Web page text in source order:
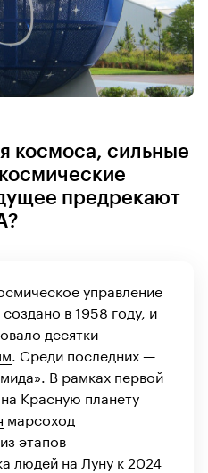
космоса, сильные
предрекают
управление
в 1958 году, и
десятки
. Среди последних —
В рамках первой
Красную планету
марсоход
этапов
людей на Луну к 2024